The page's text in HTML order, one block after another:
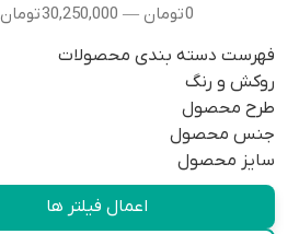
0تومان —
30,250,000تومان
فهرست دسته بندی محصولات
روکش و رنگ
طرح محصول
جنس محصول
سایز محصول
اعمال فیلتر ها